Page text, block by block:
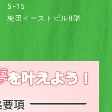
5-15
梅田イーストビル8階